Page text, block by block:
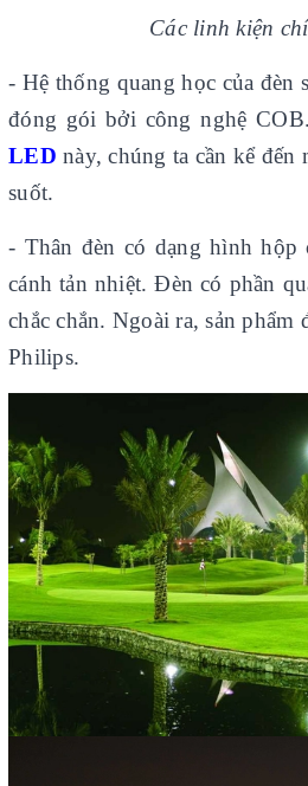
Các linh kiện
- Hệ thống quang học của đèn
đóng gói bởi công nghệ
LED này, chúng ta cần kể
suốt.
- Thân đèn có dạng hình hộp
cánh tản nhiệt. Đèn có phần
chắc chắn. Ngoài ra, sản
Philips.